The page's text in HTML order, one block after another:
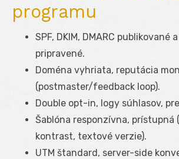
programu
SPF, DKIM, DMARC publikované
pripravené.
Doména vyhriata, reputácia
(postmaster/feedback loop).
Double opt-in, logy súhlasov,
Šablóna responzívna, prístupná
kontrast, textové verzie).
UTM štandard, server-side